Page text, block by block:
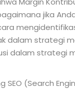
jika
dalam strategi
dalam strategi
(Search